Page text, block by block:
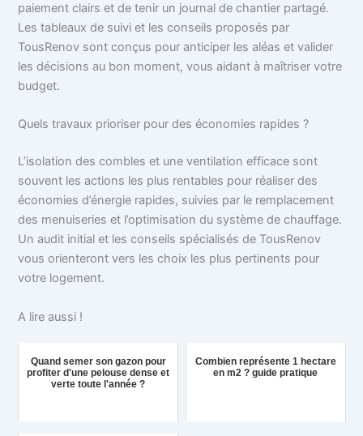
paiement clairs et de tenir un journal de chantier partagé.
Les tableaux de suivi et les conseils proposés par
TousRenov sont conçus pour anticiper les aléas et valider
les décisions au bon moment, vous aidant à maîtriser votre
budget.
Quels travaux prioriser pour des économies rapides ?
L’isolation des combles et une ventilation efficace sont
souvent les actions les plus rentables pour réaliser des
économies d’énergie rapides, suivies par le remplacement
des menuiseries et l’optimisation du système de chauffage.
Un audit initial et les conseils spécialisés de TousRenov
vous orienteront vers les choix les plus pertinents pour
votre logement.
A lire aussi !
Quand semer son gazon pour
profiter d'une pelouse dense et
verte toute l'année ?
Combien représente 1 hectare
en m2 ? guide pratique